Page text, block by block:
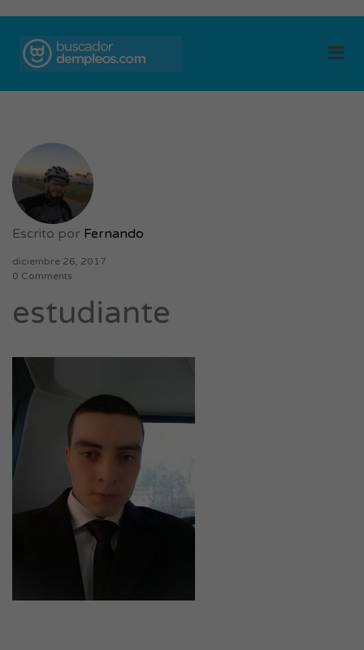
Escrito por Fernando
diciembre 26, 2017
0 Comments
estudiante